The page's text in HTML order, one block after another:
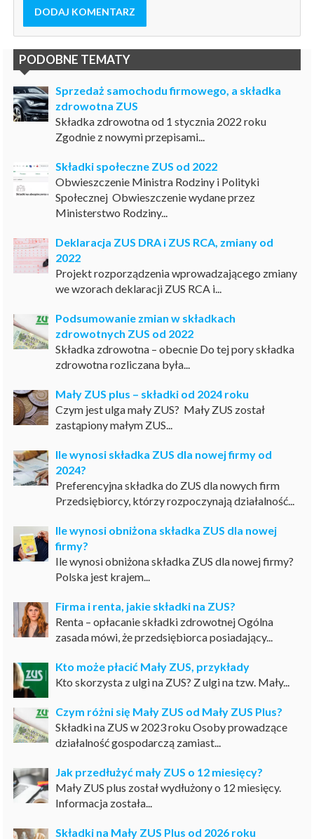
DODAJ KOMENTARZ
PODOBNE TEMATY
Sprzedaż samochodu firmowego, a składka
zdrowotna ZUS
Składka zdrowotna od 1 stycznia 2022 roku
Zgodnie z nowymi przepisami...
Składki społeczne ZUS od 2022
Obwieszczenie Ministra Rodziny i Polityki
Społecznej Obwieszczenie wydane przez
Ministerstwo Rodziny...
Deklaracja ZUS DRA i ZUS RCA, zmiany od
2022
Projekt rozporządzenia wprowadzającego zmiany
we wzorach deklaracji ZUS RCA i...
Podsumowanie zmian w składkach
zdrowotnych ZUS od 2022
Składka zdrowotna – obecnie Do tej pory składka
zdrowotna rozliczana była...
Mały ZUS plus – składki od 2024 roku
Czym jest ulga mały ZUS? Mały ZUS został
zastąpiony małym ZUS...
Ile wynosi składka ZUS dla nowej firmy od
2024?
Preferencyjna składka do ZUS dla nowych firm
Przedsiębiorcy, którzy rozpoczynają działalność...
Ile wynosi obniżona składka ZUS dla nowej
firmy?
Ile wynosi obniżona składka ZUS dla nowej firmy?
Polska jest krajem...
Firma i renta, jakie składki na ZUS?
Renta – opłacanie składki zdrowotnej Ogólna
zasada mówi, że przedsiębiorca posiadający...
Kto może płacić Mały ZUS, przykłady
Kto skorzysta z ulgi na ZUS? Z ulgi na tzw. Mały...
Czym różni się Mały ZUS od Mały ZUS Plus?
Składki na ZUS w 2023 roku Osoby prowadzące
działalność gospodarczą zamiast...
Jak przedłużyć mały ZUS o 12 miesięcy?
Mały ZUS plus został wydłużony o 12 miesięcy.
Informacja została...
Składki na Mały ZUS Plus od 2026 roku